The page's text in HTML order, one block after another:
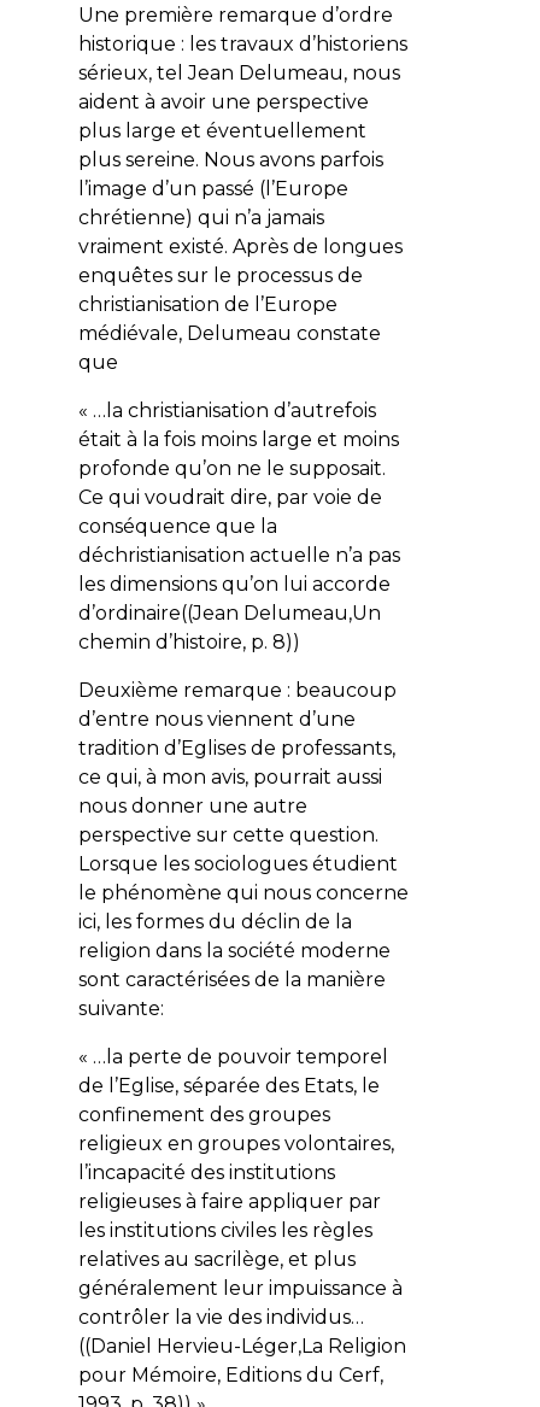
Une première remarque d’ordre
historique : les travaux d’historiens
sérieux, tel Jean Delumeau, nous
aident à avoir une perspective
plus large et éventuellement
plus sereine. Nous avons parfois
l’image d’un passé (l’Europe
chrétienne) qui n’a jamais
vraiment existé. Après de longues
enquêtes sur le processus de
christianisation de l’Europe
médiévale, Delumeau constate
que
« …la christianisation d’autrefois
était à la fois moins large et moins
profonde qu’on ne le supposait.
Ce qui voudrait dire, par voie de
conséquence que la
déchristianisation actuelle n’a pas
les dimensions qu’on lui accorde
d’ordinaire((Jean Delumeau,Un
chemin d’histoire, p. 8))
Deuxième remarque : beaucoup
d’entre nous viennent d’une
tradition d’Eglises de professants,
ce qui, à mon avis, pourrait aussi
nous donner une autre
perspective sur cette question.
Lorsque les sociologues étudient
le phénomène qui nous concerne
ici, les formes du déclin de la
religion dans la société moderne
sont caractérisées de la manière
suivante:
« …la perte de pouvoir temporel
de l’Eglise, séparée des Etats, le
confinement des groupes
religieux en groupes volontaires,
l’incapacité des institutions
religieuses à faire appliquer par
les institutions civiles les règles
relatives au sacrilège, et plus
généralement leur impuissance à
contrôler la vie des individus…
((Daniel Hervieu-Léger,La Religion
pour Mémoire, Editions du Cerf,